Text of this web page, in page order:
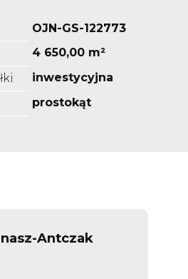
OJN-GS-122773
4 650,00 m²
inwestycyjna
prostokąt
Antczak